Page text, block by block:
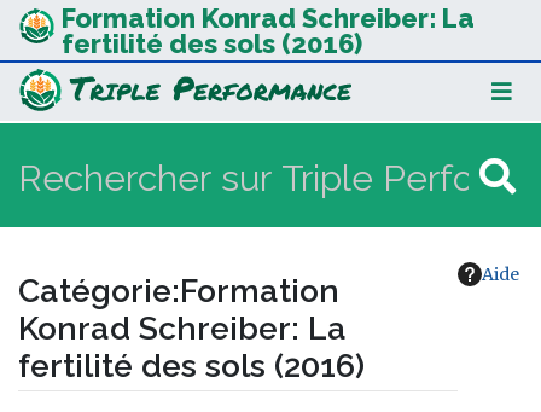
Formation Konrad Schreiber: La
fertilité des sols (2016)
Aide
Catégorie:Formation
Konrad Schreiber: La
fertilité des sols (2016)